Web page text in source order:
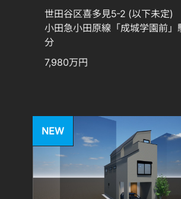
世田谷区喜多見5-2 (以下未定)
小田急小田原線「成城学園前」
分
7,980万円
NEW